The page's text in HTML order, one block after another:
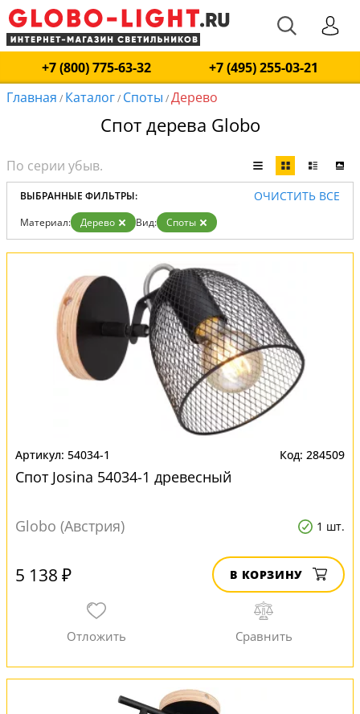
+7 (800) 775-63-32
+7 (495) 255-03-21
Главная / Каталог/ Споты /Дерево
Спот дерева Globo
ВЫБРАННЫЕ ФИЛЬТРЫ: ОЧИСТИТЬ ВСЕ
Материал: Дерево Вид: Споты
54034-1 284509
Спот Josina 54034-1 древесный
Globo (Австрия) 1 шт.
5 138 ₽ В КОРЗИНУ